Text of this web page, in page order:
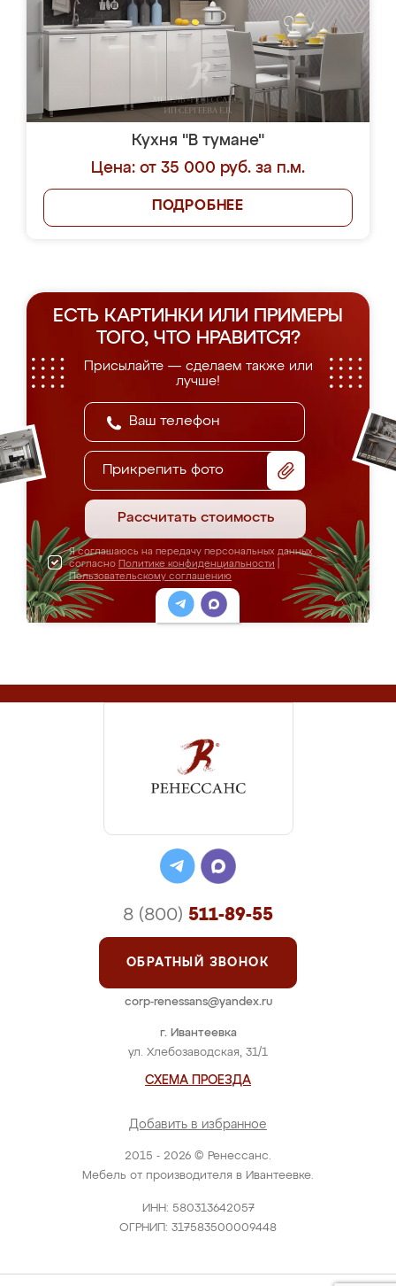
Кухня "В тумане"
Цена: от 35 000 руб. за п.м.
ПОДРОБНЕЕ
ЕСТЬ КАРТИНКИ ИЛИ ПРИМЕРЫ
ТОГО, ЧТО НРАВИТСЯ?
Присылайте — сделаем также или
лучше!
Прикрепить фото
Рассчитать стоимость
Я соглашаюсь на передачу персональных данных
согласно Политике конфиденциальности
Пользовательскому соглашению
2015 - 2026 © Ренессанс.
Мебель от производителя в Ивантеевке.
ИНН: 580313642057
ОГРНИП: 317583500009448
г. Ивантеевка
ул. Хлебозаводская, 31/1
СХЕМА ПРОЕЗДА
Добавить в избранное
8 (800) 511-89-55
ОБРАТНЫЙ ЗВОНОК
corp-renessans@yandex.ru